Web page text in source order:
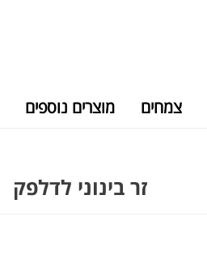
צמחים מוצרים נוספים
זר בינוני לדלפק